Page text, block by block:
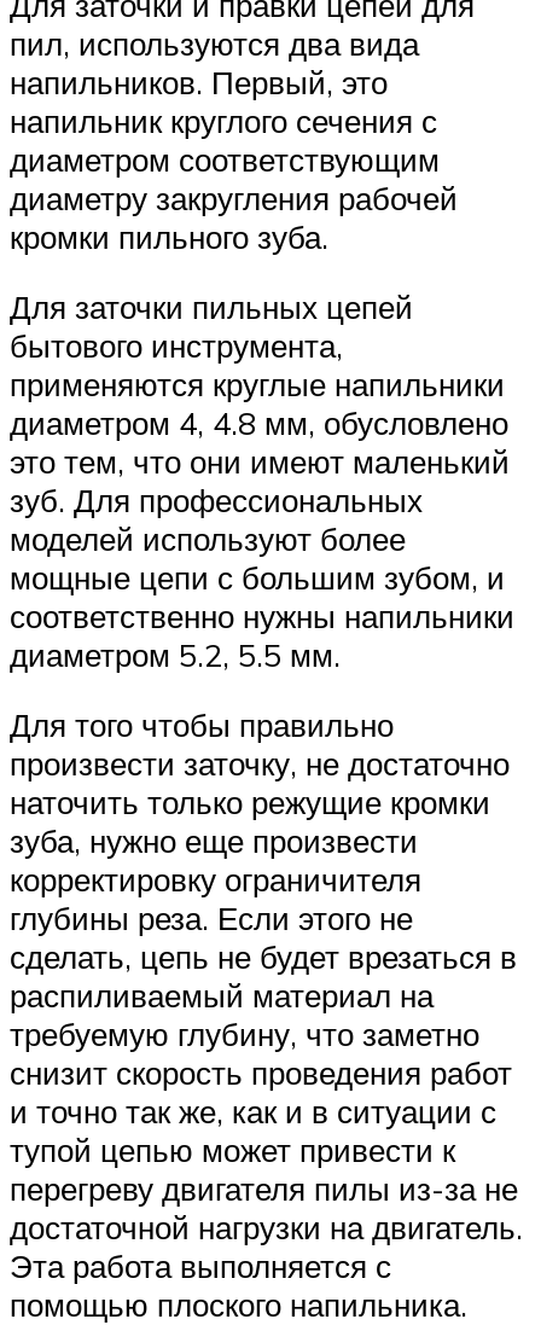
пил, используются два вида
напильников. Первый, это
напильник круглого сечения с
диаметром соответствующим
диаметру закругления рабочей
кромки пильного зуба.
Для заточки пильных цепей
бытового инструмента,
применяются круглые напильники
диаметром 4, 4.8 мм, обусловлено
это тем, что они имеют маленький
зуб. Для профессиональных
моделей используют более
мощные цепи с большим зубом, и
соответственно нужны напильники
диаметром 5.2, 5.5 мм.
Для того чтобы правильно
произвести заточку, не достаточно
наточить только режущие кромки
зуба, нужно еще произвести
корректировку ограничителя
глубины реза. Если этого не
сделать, цепь не будет врезаться в
распиливаемый материал на
требуемую глубину, что заметно
снизит скорость проведения работ
и точно так же, как и в ситуации с
тупой цепью может привести к
перегреву двигателя пилы из-за не
достаточной нагрузки на двигатель.
Эта работа выполняется с
помощью плоского напильника.